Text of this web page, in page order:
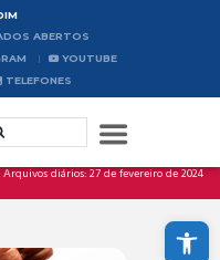
Abrir a barra de ferramentas
ABERTOS
YOUTUBE
TELEFONES
Arquivos diários: 27 de fevereiro de 2024